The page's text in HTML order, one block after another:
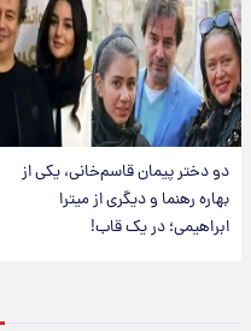
دو دختر پیمان قاسم‌خانی، یکی از
بهاره رهنما و دیگری از میترا
ابراهیمی؛ در یک قاب!